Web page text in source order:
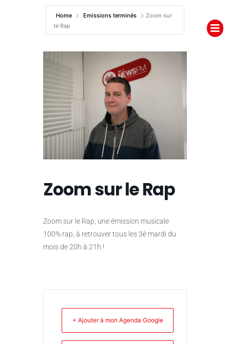
Home Emissions terminés
Zoom sur
le Rap
Zoom sur le Rap
Zoom sur le Rap, une émission musicale
100% rap, à retrouver tous les 3è mardi du
mois de 20h à 21h !
+ Ajouter à mon Agenda Google